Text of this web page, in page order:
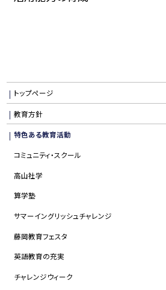
トップページ
教育方針
特色ある教育活動
コミュニティ・スクール
高山社学
算学塾
サマーイングリッシュチャレンジ
藤岡教育フェスタ
英語教育の充実
チャレンジウィーク